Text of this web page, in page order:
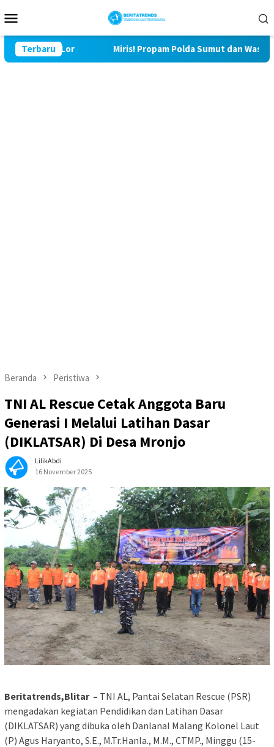
ke
Mobile
Terbaru
Bulu Lor Miris! Propam Polda Sumut dan Wasidik
Beranda Peristiwa
TNI AL Rescue Cetak Anggota Baru
Generasi I Melalui Latihan Dasar
(DIKLATSAR) Di Desa Mronjo
LilikAbdi
16 November 2025
Beritatrends,Blitar – TNI AL, Pantai Selatan Rescue (PSR)
mengadakan kegiatan Pendidikan dan Latihan Dasar
(DIKLATSAR) yang dibuka oleh Danlanal Malang Kolonel Laut
(P) Agus Haryanto, S.E., M.Tr.Hanla., M.M., CTMP., Minggu (15-